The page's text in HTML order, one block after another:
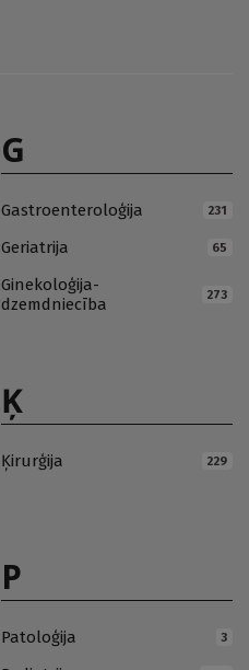
G
Gastroenteroloģija 231
Geriatrija 65
Ginekoloģija-
dzemdniecība
273
Ķ
Ķirurģija 229
P
Patoloģija 3